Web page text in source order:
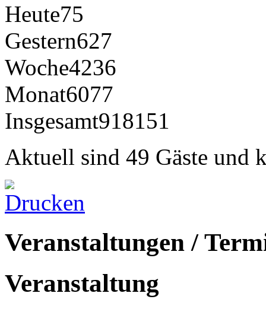
Heute75
Gestern627
Woche4236
Monat6077
Insgesamt918151
Aktuell sind 49 Gäste und
Veranstaltungen /
Veranstaltung